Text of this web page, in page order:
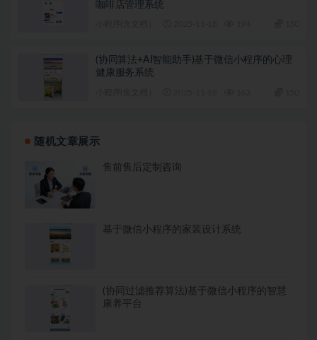
咖啡店管理系统
(协同算法+AI智能助手)基于微信小程序的心理
健康服务系统
随机文章展示
售前售后定制咨询
基于微信小程序的家装设计系统
(协同过滤推荐算法)基于微信小程序的智慧
康养平台